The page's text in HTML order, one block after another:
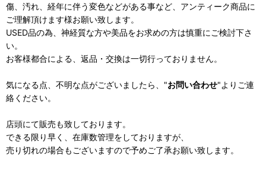
傷、汚れ、経年に伴う変色などがある事など、アンティーク商品に
ご理解頂けます様お願い致します。
USED品の為、神経質な方や美品をお求めの方は慎重にご検討下さ
い。
お客様都合による、返品・交換は一切行っておりません。
気になる点、不明な点がございましたら、"お問い合わせ"よりご連
絡ください。
店頭にて販売も致しております。
できる限り早く、在庫数管理をしておりますが、
売り切れの場合もございますので予めご了承お願い致します。